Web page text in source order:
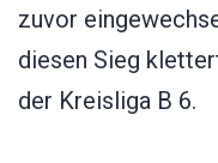
zuvor
diesen Sieg
der Kreisliga B 6.